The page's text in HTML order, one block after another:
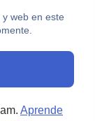
web en este
Aprende